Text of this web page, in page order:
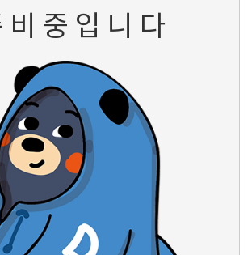
비 중 입 니 다